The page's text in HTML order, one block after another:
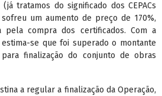
tratamos do significado dos CEPACs
um aumento de preço de 170%,
pela compra dos certificados. Com a
se que foi superado o montante
finalização do conjunto de obras
a regular a finalização da Operação,